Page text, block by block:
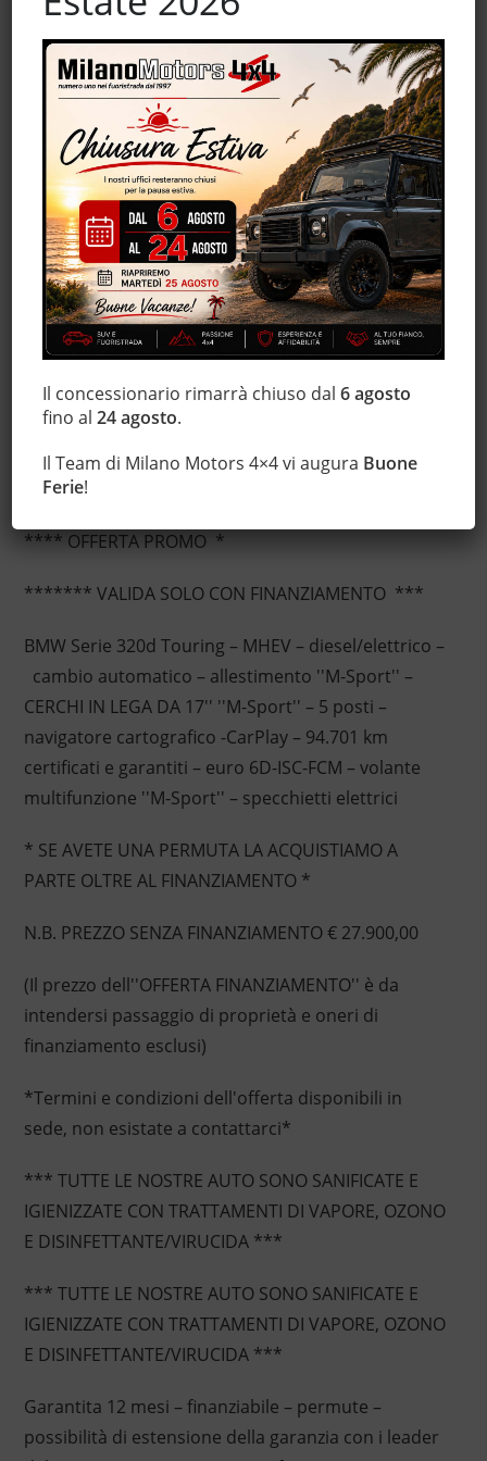
MP3
Sensore di luce
Sensore di pioggia
Sensori di parcheggio posteriori
Servosterzo
Sistema di navigazione
Sospensioni sportive
Sound system
Specchietti laterali elettrici
Start/Stop Automatico
Telecamera per parcheggio assistito
Touch screen
Volante multifunzione
Descrizione
**** OFFERTA PROMO *
******* VALIDA SOLO CON FINANZIAMENTO ***
BMW Serie 320d Touring – MHEV – diesel/elettrico –
cambio automatico – allestimento ''M-Sport'' –
CERCHI IN LEGA DA 17'' ''M-Sport'' – 5 posti –
navigatore cartografico -CarPlay – 94.701 km
certificati e garantiti – euro 6D-ISC-FCM – volante
multifunzione ''M-Sport'' – specchietti elettrici
* SE AVETE UNA PERMUTA LA ACQUISTIAMO A
PARTE OLTRE AL FINANZIAMENTO *
N.B. PREZZO SENZA FINANZIAMENTO € 27.900,00
(Il prezzo dell''OFFERTA FINANZIAMENTO'' è da
intendersi passaggio di proprietà e oneri di
finanziamento esclusi)
*Termini e condizioni dell'offerta disponibili in
sede, non esistate a contattarci*
*** TUTTE LE NOSTRE AUTO SONO SANIFICATE E
IGIENIZZATE CON TRATTAMENTI DI VAPORE, OZONO
E DISINFETTANTE/VIRUCIDA ***
*** TUTTE LE NOSTRE AUTO SONO SANIFICATE E
IGIENIZZATE CON TRATTAMENTI DI VAPORE, OZONO
E DISINFETTANTE/VIRUCIDA ***
Garantita 12 mesi – finanziabile – permute –
possibilità di estensione della garanzia con i leader
Il concessionario rimarrà chiuso dal6 agosto
fino al24 agosto.
Il Team di Milano Motors 4×4 vi augura Buone
Ferie!